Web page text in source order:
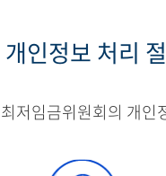
개인정보 처리
최저임금위원회의 개인